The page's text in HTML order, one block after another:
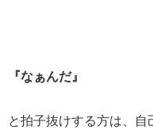
『なぁんだ』
と拍子抜けする方は、